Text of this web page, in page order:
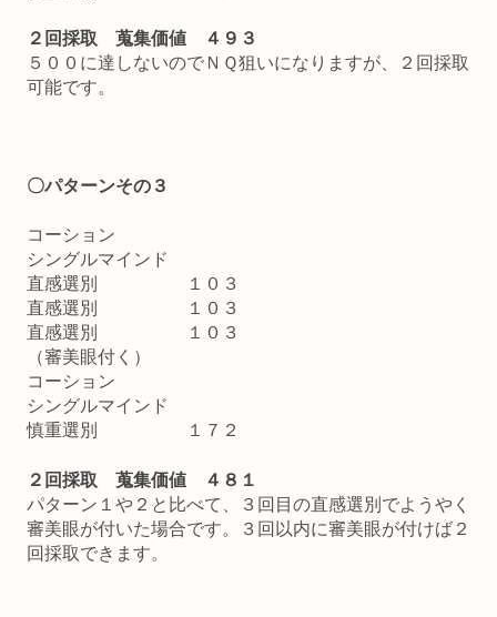
２回採取 蒐集価値 ４９３
５００に達しないのでＮＱ狙いになりますが、２回採取
可能です。
〇パターンその３
コーション
シングルマインド
直感選別 １０３
直感選別 １０３
直感選別 １０３
（審美眼付く）
コーション
シングルマインド
慎重選別 １７２
２回採取 蒐集価値 ４８１
パターン１や２と比べて、３回目の直感選別でようやく
審美眼が付いた場合です。３回以内に審美眼が付けば２
回採取できます。